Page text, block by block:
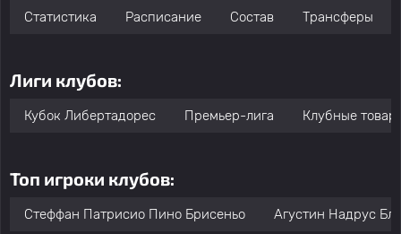
Статистика Расписание Состав Трансферы
Лиги клубов:
Кубок Либертадорес Премьер-лига Клубные
Топ игроки клубов:
Стеффан Патрисио Пино Брисеньо Агустин Надрус